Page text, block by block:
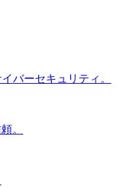
バーセキュリティ。
。